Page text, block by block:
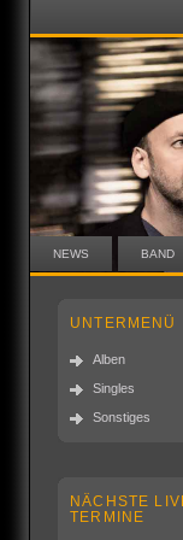
NEWS BAND
UNTERMENÜ
Alben
Singles
Sonstiges
NÄCHSTE
TERMINE